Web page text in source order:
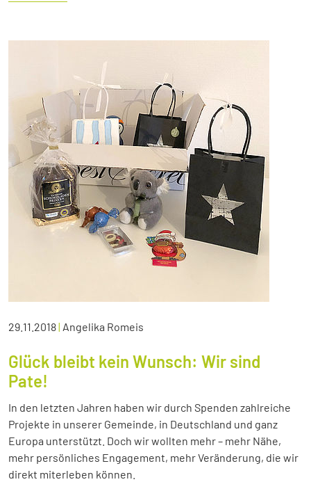
29.11.2018| Angelika Romeis
Glück bleibt kein Wunsch: Wir sind
Pate!
In den letzten Jahren haben wir durch Spenden zahlreiche
Projekte in unserer Gemeinde, in Deutschland und ganz
Europa unterstützt. Doch wir wollten mehr – mehr Nähe,
mehr persönliches Engagement, mehr Veränderung, die wir
direkt miterleben können.